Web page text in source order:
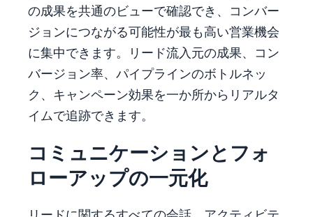
の成果を共通のビューで確認でき、コンバー
ジョンにつながる可能性が最も高い営業機会
に集中できます。リード流入元の成果、コン
バージョン率、パイプラインのボトルネッ
ク、キャンペーン効果を一か所からリアルタ
イムで追跡できます。
コミュニケーションとフォ
ローアップの一元化